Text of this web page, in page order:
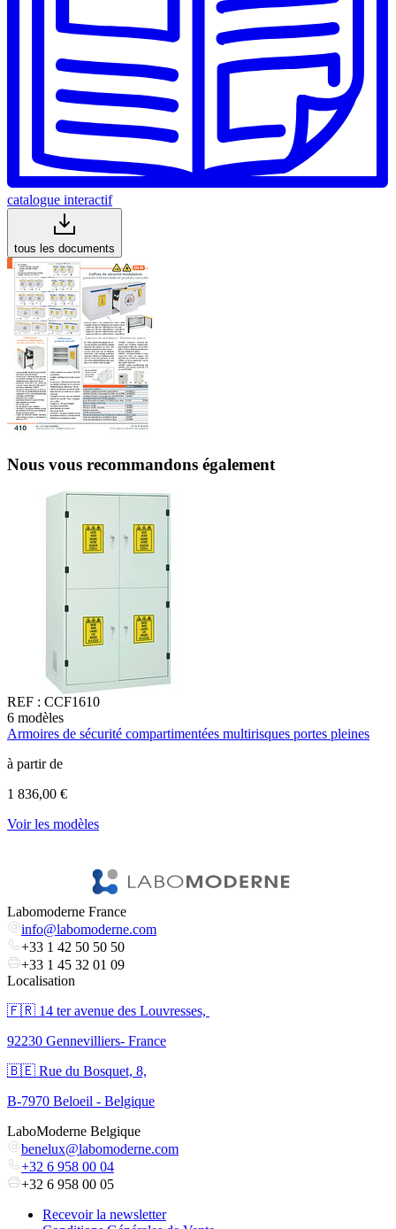
catalogue interactif
tous les documents
Nous vous recommandons également
REF : CCF1610
6 modèles
Armoires de sécurité compartimentées multirisques portes pleines
à partir de
1 836,00 €
Voir les modèles
Labomoderne France
info@labomoderne.com
+33 1 42 50 50 50
+33 1 45 32 01 09
Localisation
🇫🇷 ​14 ter avenue des Louvresses,
92230 Gennevilliers- France
🇧🇪 Rue du Bosquet, 8,
B-7970 Beloeil - Belgique
LaboModerne Belgique
benelux@labomoderne.com
+32 6 958 00 04
+32 6 958 00 05
Recevoir la newsletter